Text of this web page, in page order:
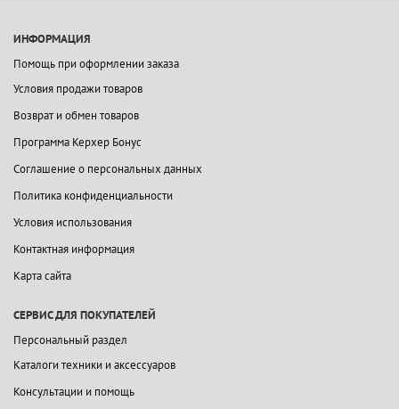
ИНФОРМАЦИЯ
Помощь при оформлении заказа
Условия продажи товаров
Возврат и обмен товаров
Программа Керхер Бонус
Соглашение о персональных данных
Политика конфиденциальности
Условия использования
Контактная информация
Карта сайта
СЕРВИС ДЛЯ ПОКУПАТЕЛЕЙ
Персональный раздел
Каталоги техники и аксессуаров
Консультации и помощь